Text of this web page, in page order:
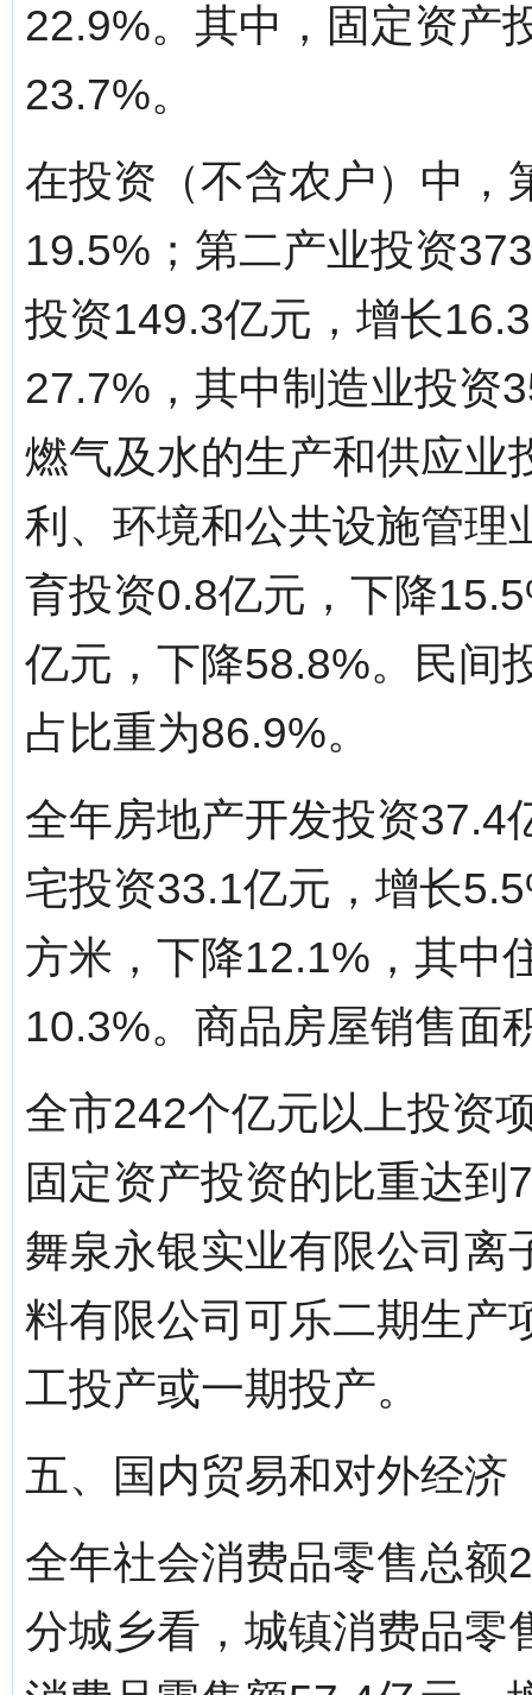
22.9%。其中，固定资产
23.7%。
在投资（不含农户）中，
19.5%；第二产业投资
投资149.3亿元，增长
27.7%，其中制造业投资
燃气及水的生产和供应业
利、环境和公共设施管理
育投资0.8亿元，下降
亿元，下降58.8%。民间
占比重为86.9%。
全年房地产开发投资37.4
宅投资33.1亿元，增长
方米，下降12.1%，其中
10.3%。商品房屋销售面
全市242个亿元以上投资
固定资产投资的比重达
舞泉永银实业有限公司离
料有限公司可乐二期生产
工投产或一期投产。
五、国内贸易和对外经济
全年社会消费品零售总额
分城乡看，城镇消费品零